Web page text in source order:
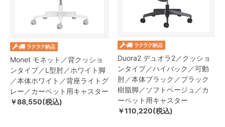
Monet モネット／背クッショ
ンタイプ／L型肘／ホワイト脚
／本体ホワイト／背座ライトグ
レー／カーペット用キャスター
￥88,550(税込)
Duora2 デュオラ2／クッショ
ンタイプ／ハイバック／可動
肘／本体ブラック／ブラック
樹脂脚／ソフトベージュ／カ
ーペット用キャスター
￥110,220(税込)